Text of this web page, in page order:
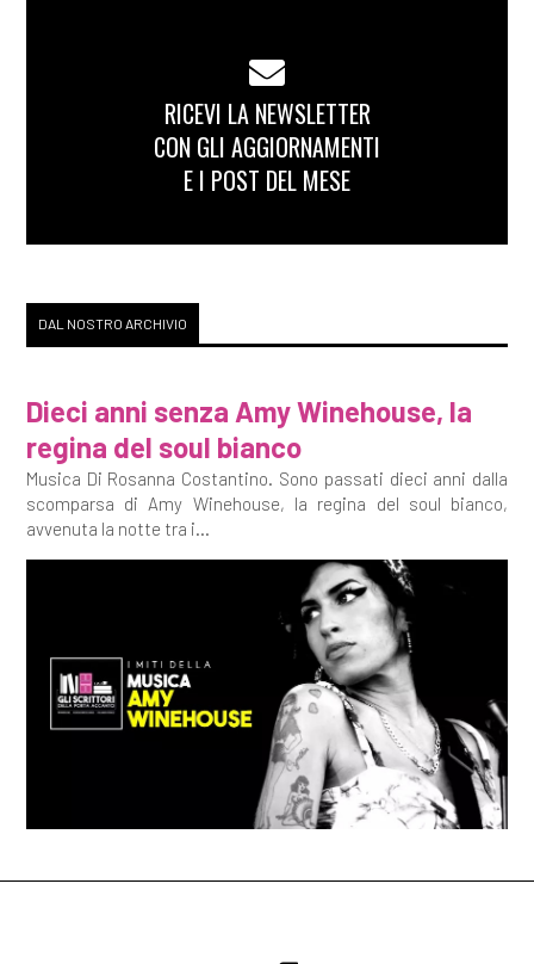
RICEVI LA NEWSLETTER
CON GLI AGGIORNAMENTI
E I POST DEL MESE
DAL NOSTRO ARCHIVIO
Dieci anni senza Amy Winehouse, la
regina del soul bianco
Musica Di Rosanna Costantino. Sono passati dieci anni dalla
scomparsa di Amy Winehouse, la regina del soul bianco,
avvenuta la notte tra i...